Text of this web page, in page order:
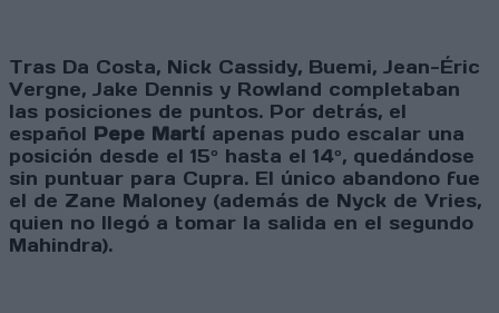
Tras Da Costa, Nick Cassidy, Buemi, Jean-Éric
Vergne, Jake Dennis y Rowland completaban
las posiciones de puntos. Por detrás, el
español Pepe Martí apenas pudo escalar una
posición desde el 15º hasta el 14º, quedándose
sin puntuar para Cupra. El único abandono fue
el de Zane Maloney (además de Nyck de Vries,
quien no llegó a tomar la salida en el segundo
Mahindra).